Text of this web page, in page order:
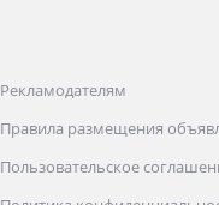
Рекламодателям
Правила размещения
Пользовательское